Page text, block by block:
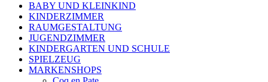
BABY UND KLEINKIND
KINDERZIMMER
RAUMGESTALTUNG
JUGENDZIMMER
KINDERGARTEN UND SCHULE
SPIELZEUG
MARKENSHOPS